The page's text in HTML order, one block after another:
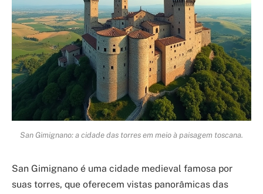
San Gimignano: a cidade das torres em meio à paisagem toscana.
San Gimignano é uma cidade medieval famosa por
suas torres, que oferecem vistas panorâmicas das